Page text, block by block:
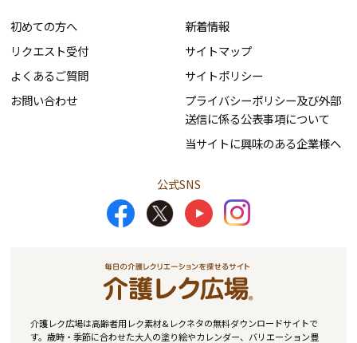
初めての方へ
リクエスト受付
よくあるご質問
お問い合わせ
新着情報
サイトマップ
サイトポリシー
プライバシーポリシー及び外部
送信に係る公表事項について
当サイトに興味のある企業様へ
公式SNS
介護レク広場は高齢者用レク素材&レクネタの無料ダウンロードサイトで
す。歳時・季節に合わせた大人の塗り絵やカレンダー、バリエーション豊